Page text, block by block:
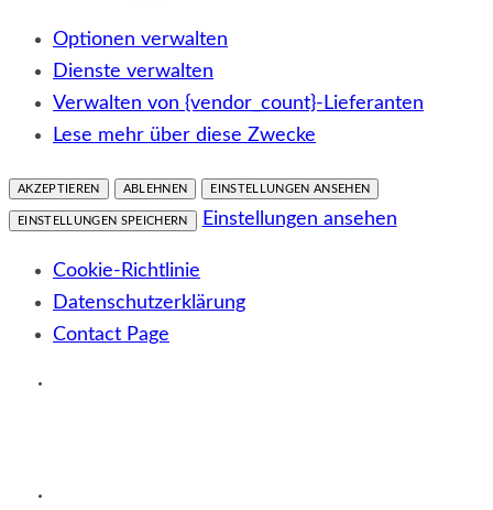
Optionen verwalten
Dienste verwalten
Verwalten von {vendor_count}-Lieferanten
Lese mehr über diese Zwecke
AKZEPTIEREN ABLEHNEN EINSTELLUNGEN ANSEHEN
EINSTELLUNGEN SPEICHERN Einstellungen ansehen
Cookie-Richtlinie
Datenschutzerklärung
Contact Page